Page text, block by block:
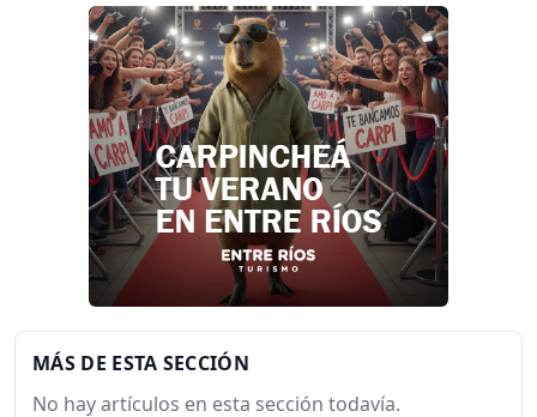
MÁS DE ESTA SECCIÓN
No hay artículos en esta sección todavía.